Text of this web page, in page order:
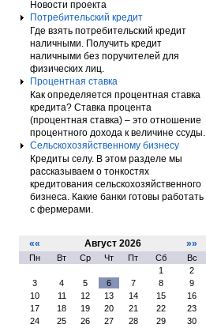
Новости проекта
Потребительский кредит
Где взять потребительский кредит
наличными. Получить кредит
наличными без поручителей для
физических лиц.
Процентная ставка
Как определяется процентная ставка
кредита? Ставка процента
(процентная ставка) – это отношение
процентного дохода к величине ссуды.
Сельскохозяйственному бизнесу
Кредиты селу. В этом разделе мы
рассказываем о тонкостях
кредитования сельскохозяйственного
бизнеса. Какие банки готовы работать
с фермерами.
«« Август 2026 »»
Пн Вт Ср Чт Пт Сб
Вс
1
2
3
4 5 6 7 8
9
10
11 12 13 14 15
16
17
18 19 20 21 22
23
24
25 26 27 28 29
30